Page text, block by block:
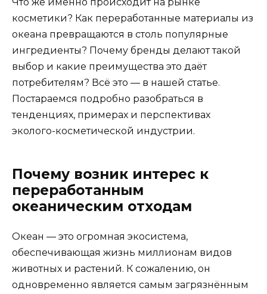
косметики? Как переработанные материалы из
океана превращаются в столь популярные
ингредиенты? Почему бренды делают такой
выбор и какие преимущества это даёт
потребителям? Всё это — в нашей статье.
Постараемся подробно разобраться в
тенденциях, примерах и перспективах
эколого-косметической индустрии.
Почему возник интерес к
переработанным
океаническим отходам
Океан — это огромная экосистема,
обеспечивающая жизнь миллионам видов
животных и растений. К сожалению, он
одновременно является самым загрязнённым